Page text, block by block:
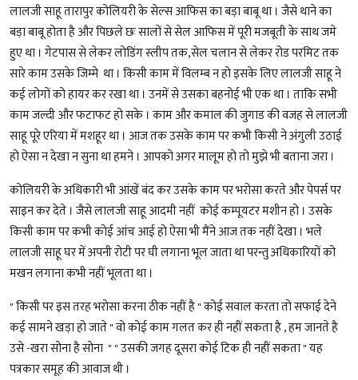
लालजी साहू तारापुर कोलियरी के सेल्स आफिस का बड़ा बाबू था । जैसे थाने का
बड़ा बाबू होता है और पिछले छः सालों से सेल आफिस में पूरी मजबूती के साथ जमे
हुए था । गेटपास से लेकर लोडिंग स्लीप तक,सेल चलान से लेकर रोड परमिट तक
सारे काम उसके जिम्मे था । किसी काम में विलम्ब न हो इसके लिए लालजी साहू ने
कई लोगों को हायर कर रखा था । उनमें से उसका बहनोई भी एक था । ताकि सभी
काम जल्दी और फटाफट हो सके । काम और कमाल की जुगाड की वजह से लालजी
साहू पूरे एरिया में मशहूर था । आज तक उसके काम पर कभी किसी ने अंगुली उठाई
हो ऐसा न देखा न सुना था हमने । आपको अगर मालूम हो तो मुझे भी बताना जरा ।
कोलियरी के अधिकारी भी आंखें बंद कर उसके काम पर भरोसा करते और पेपर्स पर
साइन कर देते । जैसे लालजी साहू आदमी नहीं कोई कम्पूयटर मशीन हो ‌। उसके
किसी काम पर कभी कोई आंच आई हो ऐसा भी मैंने आज तक नहीं देखा । भले
लालजी साहू घर में अपनी रोटी पर घी लगाना भूल जाता था परन्तु अधिकारियों को
मखन लगाना कभी नहीं भूलता था ।
" किसी पर इस तरह भरोसा करना ठीक नहीं है " कोई सवाल करता तो सफाई देने
कई सामने खड़ा हो जाते " वो कोई काम गलत कर ही नहीं सकता है , हम जानते है
उसे -खरा सोना है सोना " " उसकी जगह दूसरा कोई टिक ही नहीं सकता " यह
पत्रकार समूह की आवाज थी ।